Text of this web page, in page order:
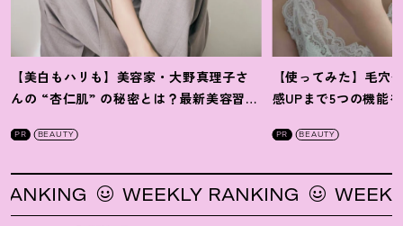
【美白もハリも】美容家・大野真理子さ
んの “杏仁肌” の秘密とは ？ 最新美容習慣
PR BEAUTY
【使ってみた】毛穴
感UPまで5つの機能
PR BEAUTY
WEEKLY RANKING WEEKLY